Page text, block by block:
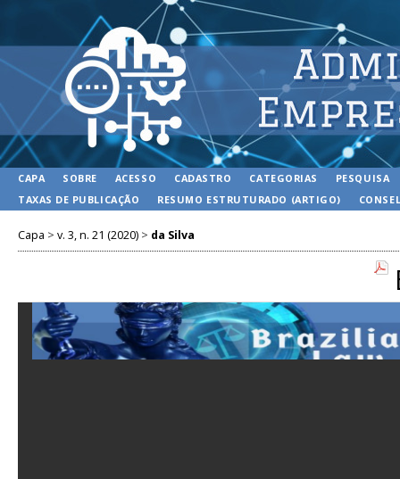
CAPA SOBRE ACESSO CADASTRO CATEGORIAS
PESQUISA
TAXAS DE PUBLICAÇÃO
RESUMO ESTRUTURADO (ARTIGO)
Capa > v. 3, n. 21 (2020) > da Silva